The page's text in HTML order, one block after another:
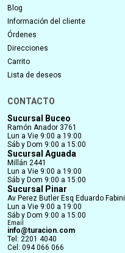
Blog
Información del cliente
Órdenes
Direcciones
Carrito
Lista de deseos
CONTACTO
Sucursal Buceo
Ramón Anador 3761
Lun a Vie 9:00 a 19:00
Sáb y Dom 9:00 a 15:00
Sucursal Aguada
Millán 2441
Lun a Vie 9:00 a 19:00
Sáb y Dom 9:00 a 15:00
Sucursal Pinar
Av Perez Butler Esq Eduardo Fabini
Lun a Vie 9:00 a 19:00
Sáb y Dom 9:00 a 15:00
Email
info@turacion.com
Tel: 2201 4040
Cel: 094 066 066